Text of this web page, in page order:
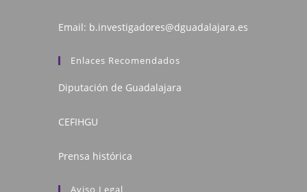
Email: b.investigadores@dguadalajara.es
Enlaces Recomendados
Diputación de Guadalajara
CEFIHGU
Prensa histórica
Aviso Legal